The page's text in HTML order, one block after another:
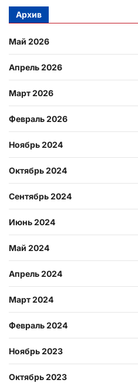
Архив
Май 2026
Апрель 2026
Март 2026
Февраль 2026
Ноябрь 2024
Октябрь 2024
Сентябрь 2024
Июнь 2024
Май 2024
Апрель 2024
Март 2024
Февраль 2024
Ноябрь 2023
Октябрь 2023